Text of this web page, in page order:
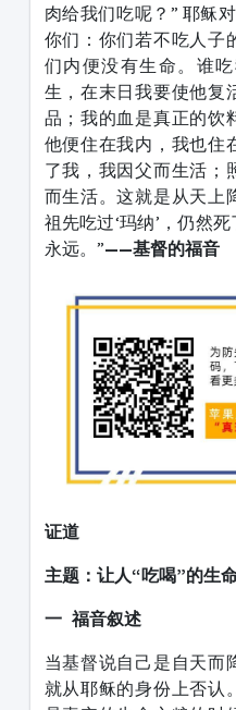
肉给我们吃呢？” 耶稣
你们：你们若不吃人子
们内便没有生命。谁
生，在末日我要使他复
品；我的血是真正的饮
他便住在我内，我也住
了我，我因父而生活；
而生活。这就是从天上
祖先吃过‘玛纳’，仍然
永远。”——基督的福音
证道
主题： 让人“吃喝”的生
一 福音叙述
当基督说自己是自天而
就从耶稣的身份上否认